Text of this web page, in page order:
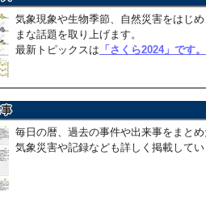
気象現象や生物季節、自然災害をはじ
まな話題を取り上げます。
最新トピックスは 「さくら2024」です。
毎日の暦、過去の事件や出来事をまと
気象災害や記録なども詳しく掲載して